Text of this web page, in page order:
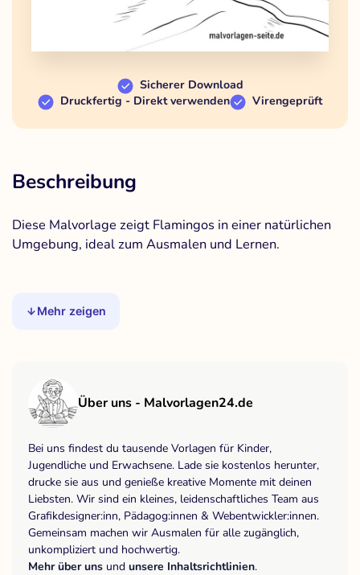
Sicherer Download
Druckfertig - Direkt verwenden
Virengeprüft
Beschreibung
Diese Malvorlage zeigt Flamingos in einer natürlichen
Umgebung, ideal zum Ausmalen und Lernen.
Mehr zeigen
Über uns - Malvorlagen24.de
Bei uns findest du tausende Vorlagen für Kinder,
Jugendliche und Erwachsene. Lade sie kostenlos herunter,
drucke sie aus und genieße kreative Momente mit deinen
Liebsten. Wir sind ein kleines, leidenschaftliches Team aus
Grafikdesigner:inn, Pädagog:innen & Webentwickler:innen.
Gemeinsam machen wir Ausmalen für alle zugänglich,
unkompliziert und hochwertig.
Mehr über uns und unsere Inhaltsrichtlinien.